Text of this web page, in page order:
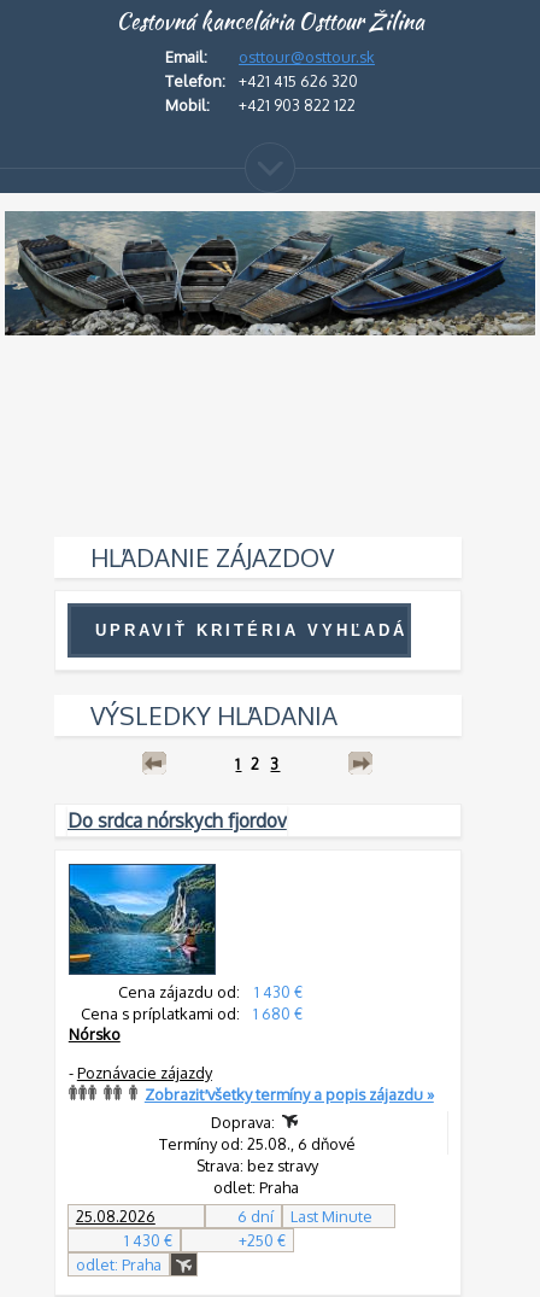
Cestovná kancelária Osttour Žilina
Email:
osttour@osttour.sk
Telefon:
+421 415 626 320
Mobil:
+421 903 822 122
HĽADANIE ZÁJAZDOV
VÝSLEDKY HĽADANIA
1 2 3
Do srdca nórskych fjordov
Cena zájazdu od:
1 430 €
Cena s príplatkami od:
1 680 €
Nórsko
-Poznávacie zájazdy
Zobraziť všetky termíny a popis zájazdu »
Doprava:
Termíny od: 25.08., 6 dňové
Strava: bez stravy
odlet: Praha
25.08.2026
6 dní
Last Minute
1 430 €
+250 €
odlet: Praha